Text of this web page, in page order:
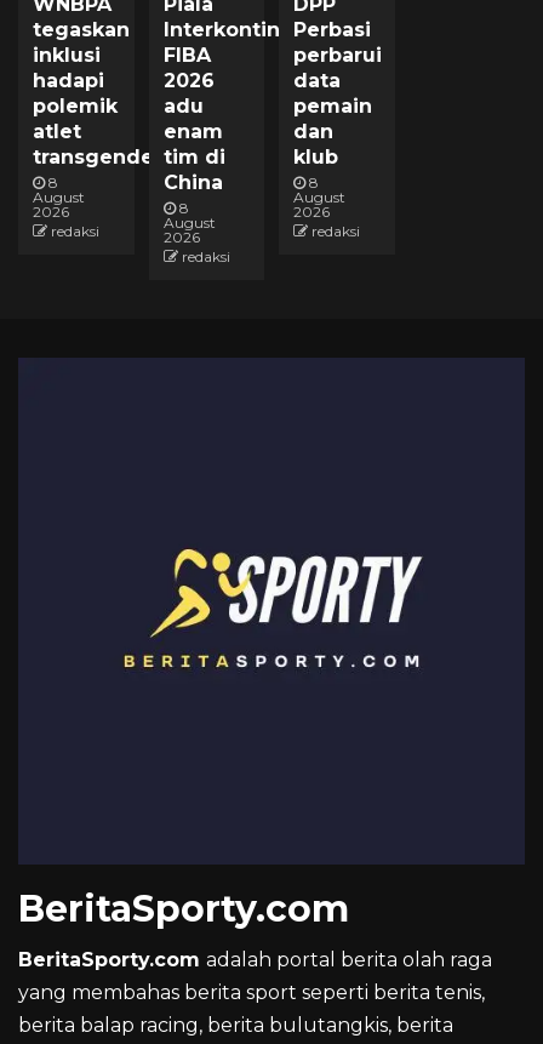
tegaskan
inklusi
hadapi
polemik
atlet
transgender
8
August
2026
redaksi
Interkontinental
FIBA
2026
adu
enam
tim di
China
8
August
2026
redaksi
Perbasi
perbarui
data
pemain
dan
klub
8
August
2026
redaksi
BeritaSporty.com
BeritaSporty.com adalah portal berita olah raga
yang membahas berita sport seperti berita tenis,
berita balap racing, berita bulutangkis, berita